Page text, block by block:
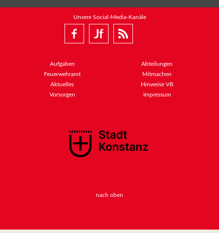
Unsere Social-Media-Kanäle
Aufgaben
Abteilungen
Feuerwehramt
Mitmachen
Aktuelles
Hinweise VB
Vorsorgen
Impressum
nach oben